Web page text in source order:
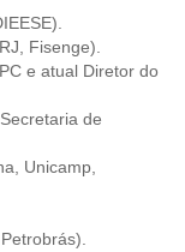
Fisenge).
e atual Diretor do
de
Unicamp,